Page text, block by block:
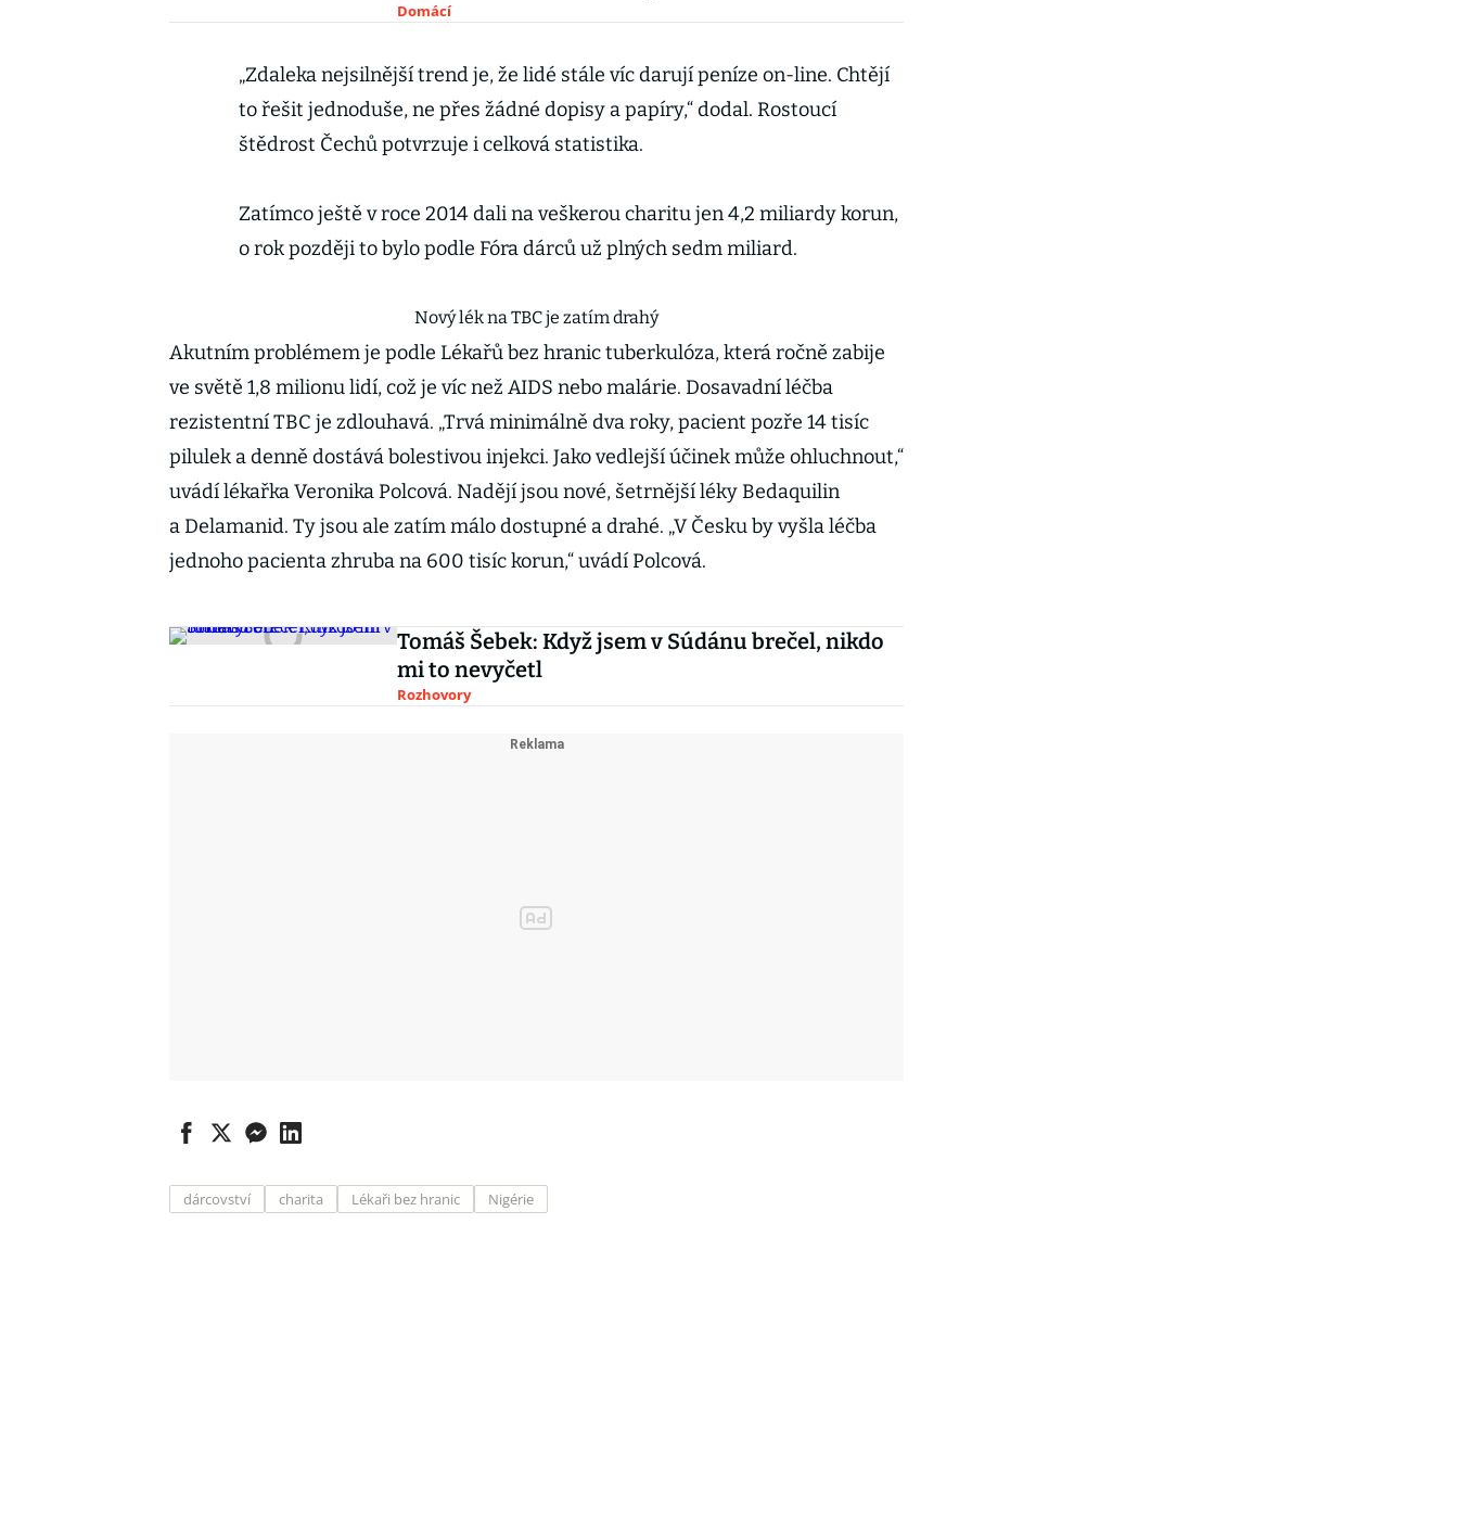
Domácí
„Zdaleka nejsilnější trend je, že lidé stále víc darují peníze on-line. Chtějí
to řešit jednoduše, ne přes žádné dopisy a papíry,“ dodal. Rostoucí
štědrost Čechů potvrzuje i celková statistika.
Zatímco ještě v roce 2014 dali na veškerou charitu jen 4,2 miliardy korun,
o rok později to bylo podle Fóra dárců už plných sedm miliard.
Nový lék na TBC je zatím drahý
Akutním problémem je podle Lékařů bez hranic tuberkulóza, která ročně zabije
ve světě 1,8 milionu lidí, což je víc než AIDS nebo malárie. Dosavadní léčba
rezistentní TBC je zdlouhavá. „Trvá minimálně dva roky, pacient pozře 14 tisíc
pilulek a denně dostává bolestivou injekci. Jako vedlejší účinek může ohluchnout,“
uvádí lékařka Veronika Polcová. Nadějí jsou nové, šetrnější léky Bedaquilin
a Delamanid. Ty jsou ale zatím málo dostupné a drahé. „V Česku by vyšla léčba
jednoho pacienta zhruba na 600 tisíc korun,“ uvádí Polcová.
Tomáš Šebek: Když jsem v Súdánu brečel, nikdo
mi to nevyčetl
Rozhovory
dárcovství charita Lékaři bez hranic Nigérie